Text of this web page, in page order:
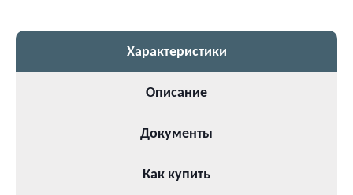
Характеристики
Описание
Документы
Как купить